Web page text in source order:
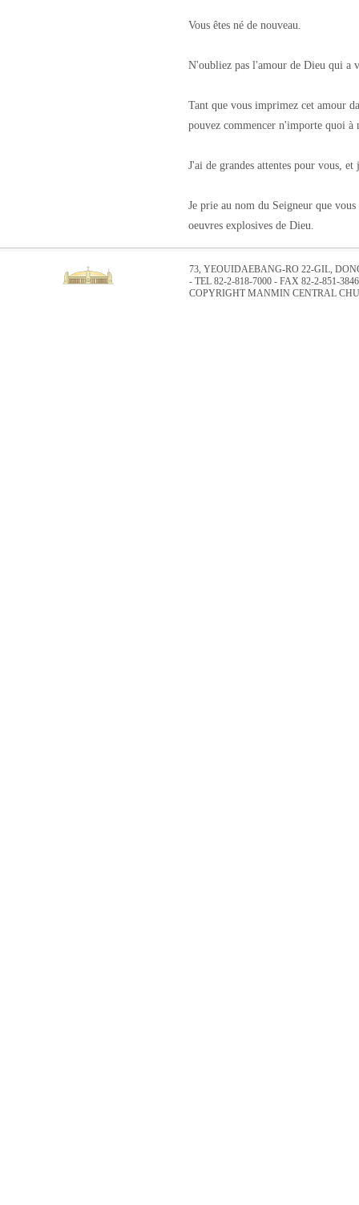
Vous êtes né de nouveau.
N'oubliez pas l'amour de Dieu qui a
Tant que vous imprimez cet amour
pouvez commencer n'importe quoi à
J'ai de grandes attentes pour vous,
Je prie au nom du Seigneur que
oeuvres explosives de Dieu.
73, YEOUIDAEBANG-RO 22-GIL,
- TEL 82-2-818-7000 - FAX 82-2-851-3846
COPYRIGHT MANMIN CENTRAL